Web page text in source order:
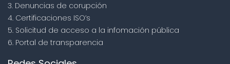
3. Denuncias de corupción
4. Certificaciones ISO’s
5. Solicitud de acceso a la infomación pública
6. Portal de transparencia